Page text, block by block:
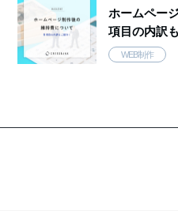
ホームペー
項目の内訳
WEB制作